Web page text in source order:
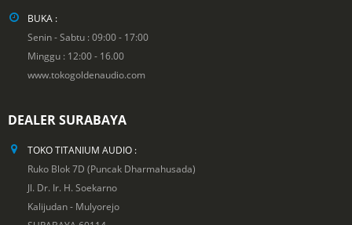
BUKA :
Senin - Sabtu : 09:00 - 17:00
Minggu : 12:00 - 16.00
www.tokogoldenaudio.com
DEALER SURABAYA
TOKO TITANIUM AUDIO :
Ruko Blok 7D (Puncak Dharmahusada)
Jl. Dr. Ir. H. Soekarno
Kalijudan - Mulyorejo